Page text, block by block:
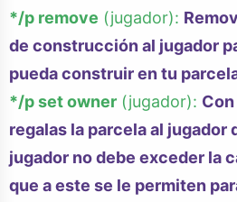
*/p remove (jugador):
de construcción al jugador
pueda construir en tu
*/p set owner (jugador):
regalas la parcela al jugador
jugador no debe exceder la
que a este se le permiten